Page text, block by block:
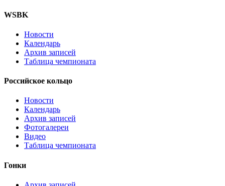
WSBK
Новости
Календарь
Архив записей
Таблица чемпионата
Российское кольцо
Новости
Календарь
Архив записей
Фотогалереи
Видео
Таблица чемпионата
Гонки